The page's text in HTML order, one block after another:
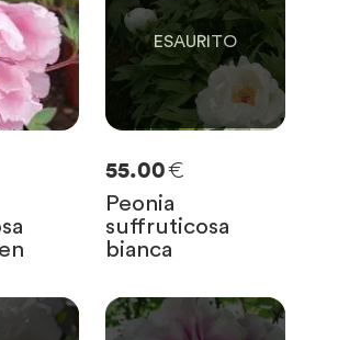
55.00€
Peonia
suffruticosa
bianca
0
SOLO
RIMASTE